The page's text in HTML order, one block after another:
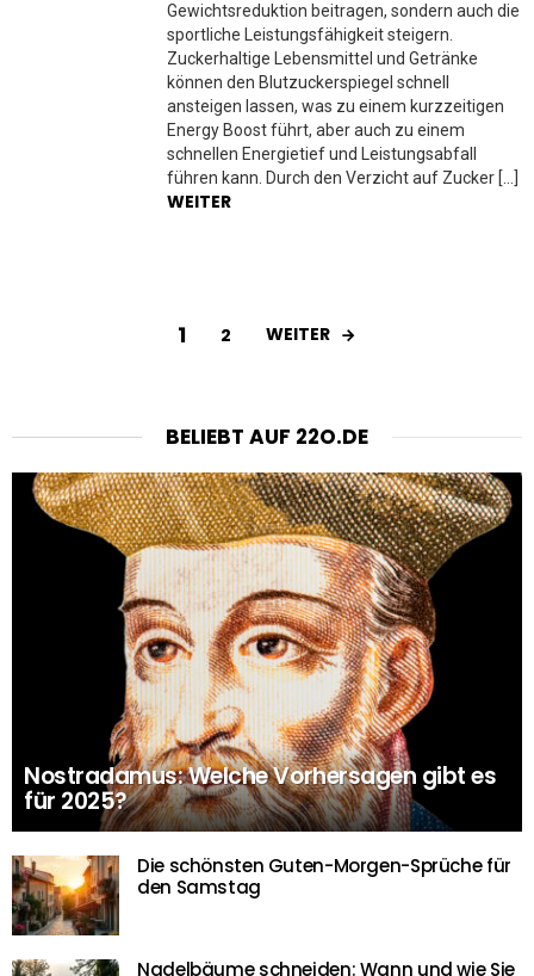
Gewichtsreduktion beitragen, sondern auch die
sportliche Leistungsfähigkeit steigern.
Zuckerhaltige Lebensmittel und Getränke
können den Blutzuckerspiegel schnell
ansteigen lassen, was zu einem kurzzeitigen
Energy Boost führt, aber auch zu einem
schnellen Energietief und Leistungsabfall
führen kann. Durch den Verzicht auf Zucker […]
WEITER
1 2 WEITER
BELIEBT AUF 22O.DE
Nostradamus: Welche Vorhersagen gibt es
für 2025?
Die schönsten Guten-Morgen-Sprüche für
den Samstag
Nadelbäume schneiden: Wann und wie Sie